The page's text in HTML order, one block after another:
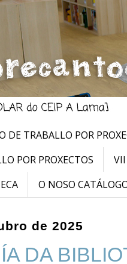
DE TRABALLO POR
POR PROXECTOS
O NOSO
de 2025
DA